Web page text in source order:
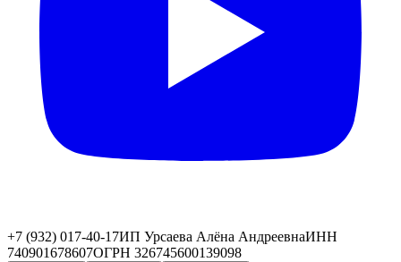
+7 (932) 017-40-17ИП Урсаева Алёна АндреевнаИНН
740901678607ОГРН 326745600139098